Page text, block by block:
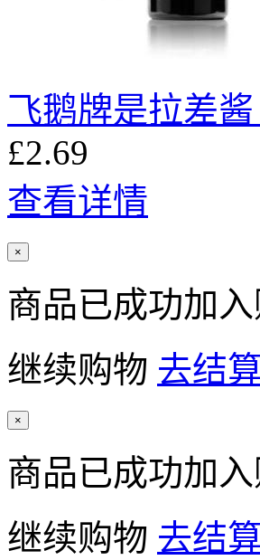
飞鹅牌是拉差
£2.69
查看详情
×
商品已成功加
继续购物 去结算
×
商品已成功加
继续购物 去结算